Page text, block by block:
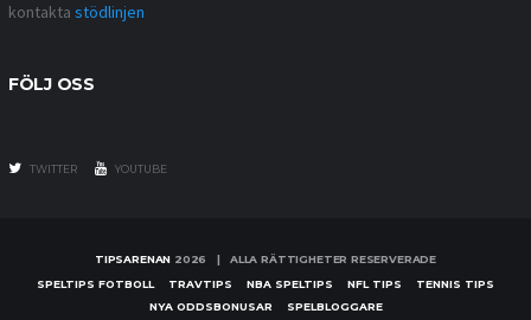
kontakta stödlinjen
FÖLJ OSS
TWITTER YOUTUBE
TIPSARENAN 2026 | ALLA RÄTTIGHETER RESERVERADE
SPELTIPS FOTBOLL
TRAVTIPS NBA SPELTIPS NFL TIPS
TENNIS TIPS
NYA ODDSBONUSAR
SPELBLOGGARE